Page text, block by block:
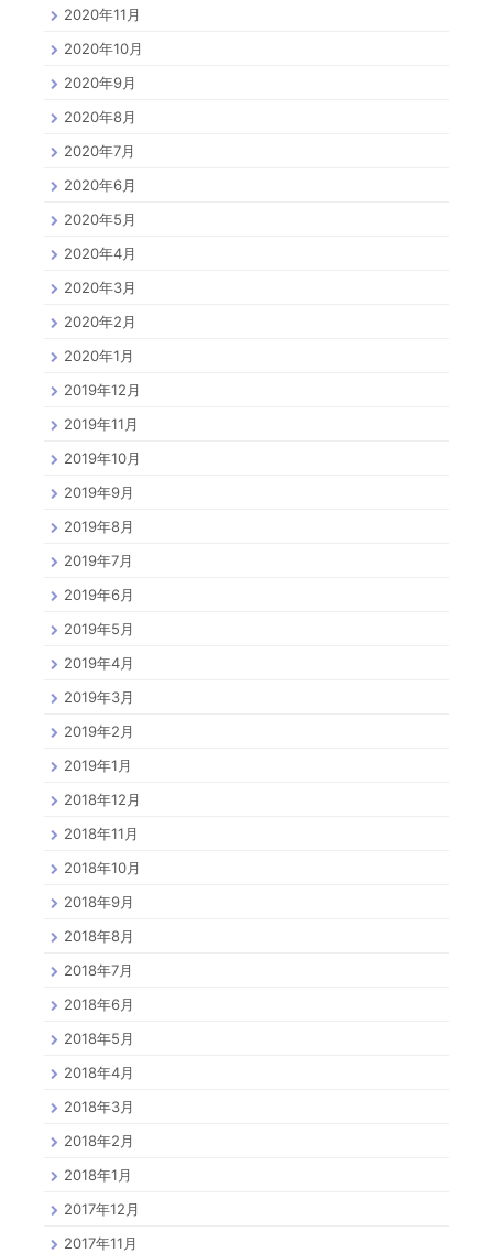
2020年11月
2020年10月
2020年9月
2020年8月
2020年7月
2020年6月
2020年5月
2020年4月
2020年3月
2020年2月
2020年1月
2019年12月
2019年11月
2019年10月
2019年9月
2019年8月
2019年7月
2019年6月
2019年5月
2019年4月
2019年3月
2019年2月
2019年1月
2018年12月
2018年11月
2018年10月
2018年9月
2018年8月
2018年7月
2018年6月
2018年5月
2018年4月
2018年3月
2018年2月
2018年1月
2017年12月
2017年11月